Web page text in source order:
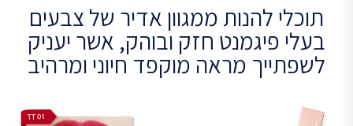
תוכלי להנות ממגוון אדיר של צבעים
בעלי פיגמנט חזק ובוהק, אשר יעניק
לשפתייך מראה מוקפד חיוני ומרהיב